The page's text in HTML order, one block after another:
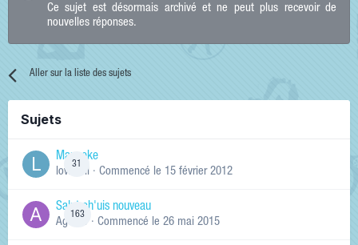
Ce sujet est désormais archivé et ne peut plus recevoir de
nouvelles réponses.
Aller sur la liste des sujets
Sujets
31
Manneke
lowskill · Commencé le 15 février 2012
163
Salut ch'uis nouveau
Ag0Nie · Commencé le 26 mai 2015